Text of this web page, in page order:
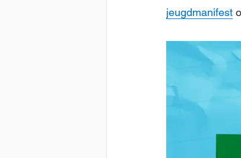
jeugdmanifest